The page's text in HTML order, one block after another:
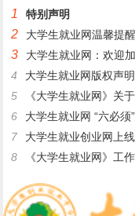
1 特别声明 ​
2 大学生就业网温馨提醒
3
大学生就业网：欢迎
4
大学生就业网版权声明
5
《大学生就业网》关
6
大学生就业网 “六必须
7
大学生就业创业网上
8
《大学生就业网》工